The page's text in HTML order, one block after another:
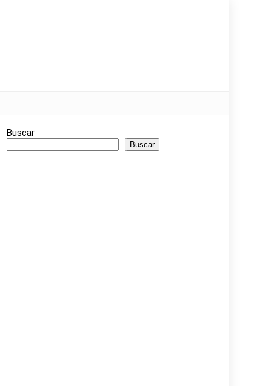
Buscar
Buscar